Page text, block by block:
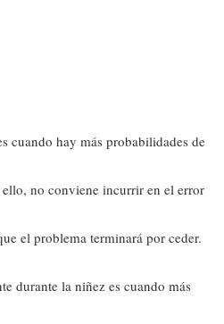
cuando hay más probabilidades de
no conviene incurrir en el error
el problema terminará por ceder.
durante la niñez es cuando más